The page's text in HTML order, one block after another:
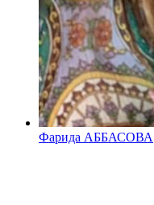
Фарида АББАСОВА